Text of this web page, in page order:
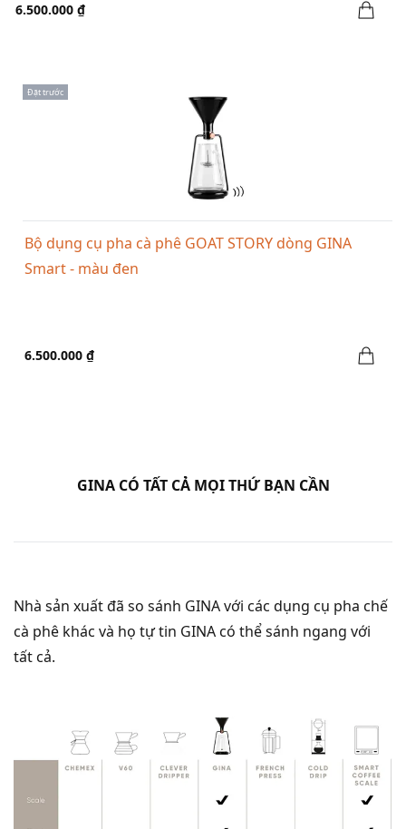
6.500.000 ₫
Đặt trước
Bộ dụng cụ pha cà phê GOAT STORY dòng GINA
Smart - màu đen
6.500.000 ₫
GINA CÓ TẤT CẢ MỌI THỨ BẠN CẦN
Nhà sản xuất đã so sánh GINA với các dụng cụ pha chế
cà phê khác và họ tự tin GINA có thể sánh ngang với
tất cả.